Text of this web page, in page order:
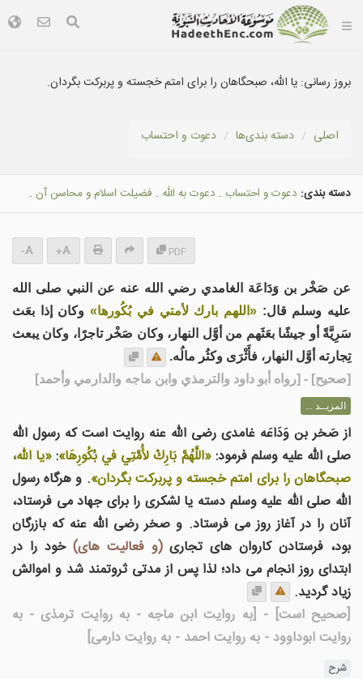
بروز رسانی: يا الله، صبحگاهان را برای امتم خجسته و پربرکت بگردان.
اصلی دسته بندى‌ها دعوت و احتساب
دسته بندی: دعوت و احتساب . دعوت به الله . فضيلت اسلام و محاسن آن .
PDF
+
-
عن صَخْر بن وَدَاعَة الغامدي رضي الله عنه عن النبي صلى الله
عليه وسلم قال:«اللهم بارك لأمتي في بُكُورها»وكان إذا بعَث
سَرِيَّةً أو جيشًا بعَثَهم من أوَّل النهار، وكان صَخْر تاجرًا، وكان يبعث
تِجارته أوَّل النهار، فأَثْرَى وكثُر مالُه.
[صحيح] - [رواه أبو داود والترمذي وابن ماجه والدارمي وأحمد]
المزيــد ...
از صَخر بن وَدَاعَه غامدی رضی الله عنه روایت است که رسول الله
صلى الله عليه وسلم فرمود:«اللَّهُمَّ بَارِكْ لأُمَّتِي في بُكُورِهَا»:«يا الله،
صبحگاهان را برای امتم خجسته و پربرکت بگردان». و هرگاه رسول
الله صلى الله عليه وسلم دسته يا لشکری را برای جهاد می فرستاد،
آنان را در آغاز روز می فرستاد. و صخر رضی الله عنه که بازرگان
بود، فرستادن کاروان های تجاری(و فعاليت های) خود را در
ابتدای روز انجام می داد؛ لذا پس از مدتی ثروتمند شد و اموالش
زياد گرديد.
[صحیح است] - [به روایت ابن ماجه - به روایت ترمذی - به
روایت ابوداوود - به روایت احمد - به روایت دارمی]
شرح